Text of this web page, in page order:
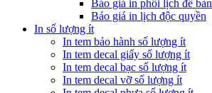
Báo giá in phôi lịch để bàn
Báo giá in lịch độc quyền
In số lượng ít
In tem bảo hành số lượng ít
In tem decal giấy số lượng ít
In tem decal bạc số lượng ít
In tem decal vỡ số lượng ít